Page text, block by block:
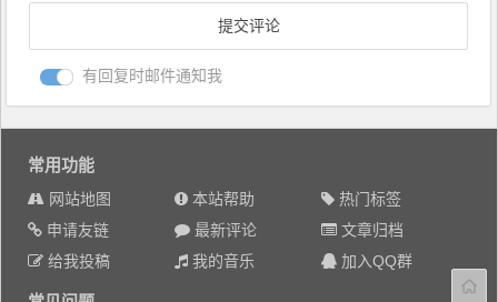
有回复时邮件通知我
常用功能
网站地图 本站帮助
热门标签
申请友链
最新评论
文章归档
给我投稿
我的音乐 加入QQ群